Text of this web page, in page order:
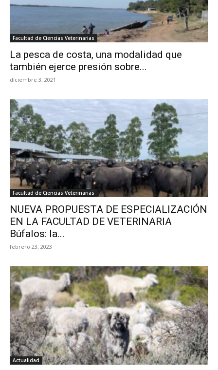
Facultad de Ciencias Veterinarias
La pesca de costa, una modalidad que
también ejerce presión sobre...
diciembre 3, 2021
Facultad de Ciencias Veterinarias
NUEVA PROPUESTA DE ESPECIALIZACIÓN
EN LA FACULTAD DE VETERINARIA
Búfalos: la...
febrero 23, 2023
Actualidad